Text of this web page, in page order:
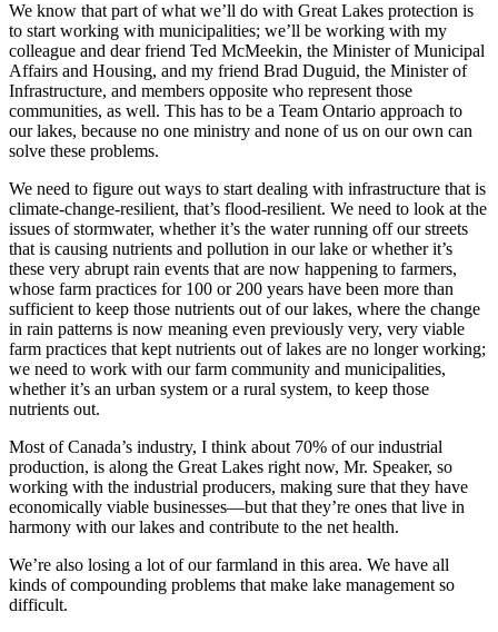
We know that part of what we’ll do with Great Lakes protection is
to start working with municipalities; we’ll be working with my
colleague and dear friend Ted McMeekin, the Minister of Municipal
Affairs and Housing, and my friend Brad Duguid, the Minister of
Infrastructure, and members opposite who represent those
communities, as well. This has to be a Team Ontario approach to
our lakes, because no one ministry and none of us on our own can
solve these problems.
We need to figure out ways to start dealing with infrastructure that is
climate-change-resilient, that’s flood-resilient. We need to look at the
issues of stormwater, whether it’s the water running off our streets
that is causing nutrients and pollution in our lake or whether it’s
these very abrupt rain events that are now happening to farmers,
whose farm practices for 100 or 200 years have been more than
sufficient to keep those nutrients out of our lakes, where the change
in rain patterns is now meaning even previously very, very viable
farm practices that kept nutrients out of lakes are no longer working;
we need to work with our farm community and municipalities,
whether it’s an urban system or a rural system, to keep those
nutrients out.
Most of Canada’s industry, I think about 70% of our industrial
production, is along the Great Lakes right now, Mr. Speaker, so
working with the industrial producers, making sure that they have
economically viable businesses—but that they’re ones that live in
harmony with our lakes and contribute to the net health.
We’re also losing a lot of our farmland in this area. We have all
kinds of compounding problems that make lake management so
difficult.